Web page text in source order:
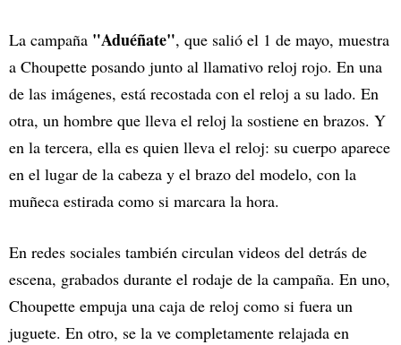
La campaña "Aduéñate", que salió el 1 de mayo, muestra
a Choupette posando junto al llamativo reloj rojo. En una
de las imágenes, está recostada con el reloj a su lado. En
otra, un hombre que lleva el reloj la sostiene en brazos. Y
en la tercera, ella es quien lleva el reloj: su cuerpo aparece
en el lugar de la cabeza y el brazo del modelo, con la
muñeca estirada como si marcara la hora.
En redes sociales también circulan videos del detrás de
escena, grabados durante el rodaje de la campaña. En uno,
Choupette empuja una caja de reloj como si fuera un
juguete. En otro, se la ve completamente relajada en